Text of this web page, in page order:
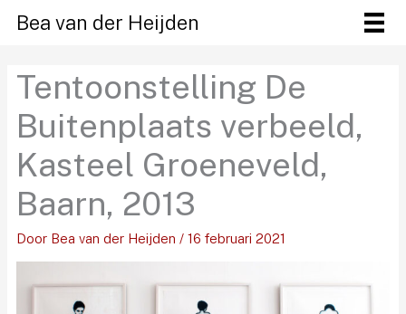
naar
inhoud
Bea van der Heijden
Tentoonstelling De
Buitenplaats verbeeld,
Kasteel Groeneveld,
Baarn, 2013
Door Bea van der Heijden / 16 februari 2021